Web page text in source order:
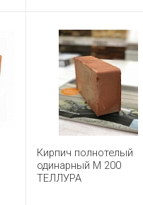
Кирпич полнотелый
одинарный М 200
ТЕЛЛУРА